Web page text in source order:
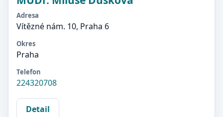
Adresa
Vítězné nám. 10, Praha 6
Okres
Praha
Telefon
224320708
Detail